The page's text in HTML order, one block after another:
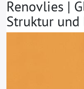
Renovlies |
Struktur und